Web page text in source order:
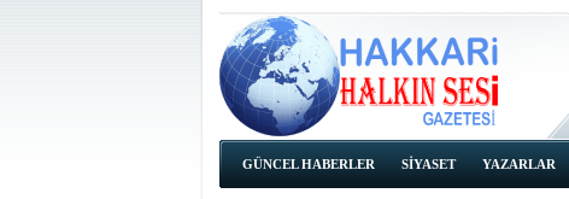
GÜNCEL HABERLER SİYASET YAZARLAR